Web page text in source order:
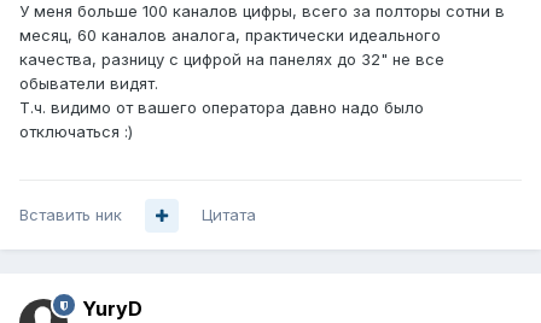
У меня больше 100 каналов цифры, всего за полторы сотни в
месяц, 60 каналов аналога, практически идеального
качества, разницу с цифрой на панелях до 32" не все
обыватели видят.
Т.ч. видимо от вашего оператора давно надо было
отключаться :)
Вставить ник Цитата
YuryD